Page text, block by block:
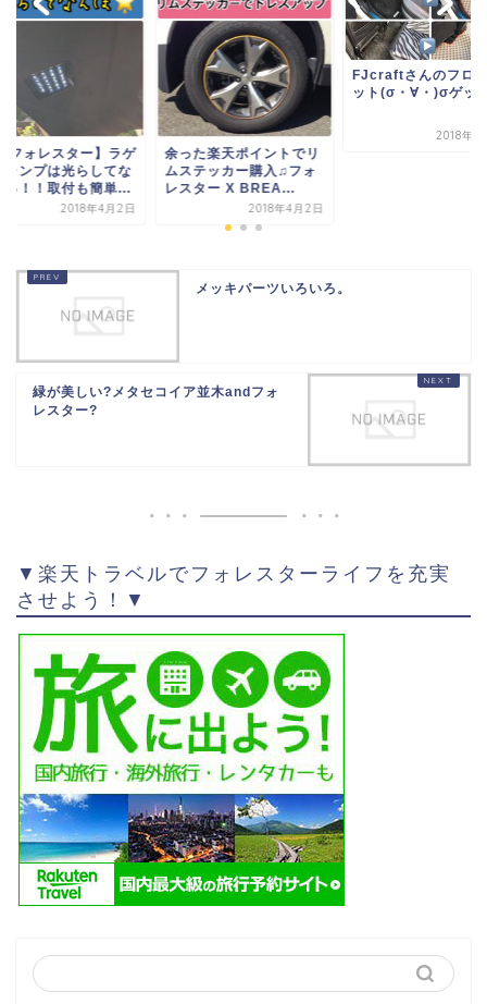
た楽天ポイントでリ
テッカー購入♫フォ
ター X BREA...
2018年4月2日
FJcraftさんのフロアマ
ット(σ・∀・)σゲッツ
2018年4月2日
メッキパーツいろいろ。
緑が美しい?メタセコイア並木andフォ
レスター?
▼楽天トラベルでフォレスターライフを充実
させよう！▼